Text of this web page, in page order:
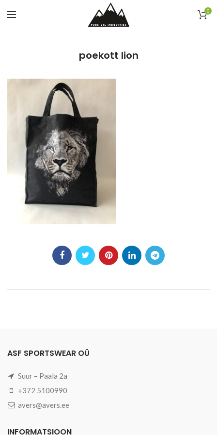
0
poekott lion
ASF SPORTSWEAR OÜ
Suur – Paala 2a
+372 5100990
avers@avers.ee
INFORMATSIOON